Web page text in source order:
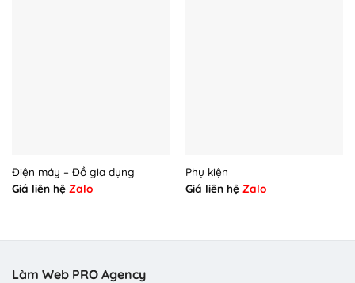
Điện máy – Đồ gia dụng
Giá liên hệ Zalo
Phụ kiện
Giá liên hệ Zalo
Làm Web PRO Agency